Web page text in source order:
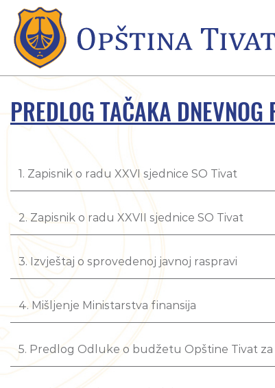
PREDLOG TAČAKA
1. Zapisnik o radu XXVI sjednice SO Tivat
2. Zapisnik o radu XXVII sjednice SO Tivat
3. Izvještaj o sprovedenoj javnoj raspravi
4. Mišljenje Ministarstva finansija
5. Predlog Odluke o budžetu Opštine Tivat za